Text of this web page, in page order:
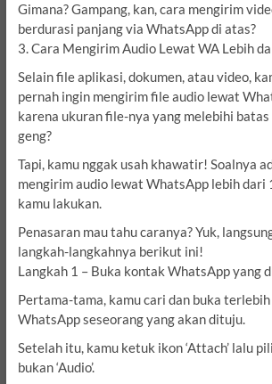
Gimana? Gampang, kan, cara mengirim
berdurasi panjang via WhatsApp di atas?
3. Cara Mengirim Audio Lewat WA Lebih
Selain file aplikasi, dokumen, atau video,
pernah ingin mengirim file audio lewat
karena ukuran file-nya yang melebihi batas
geng?
Tapi, kamu nggak usah khawatir! Soalnya
mengirim audio lewat WhatsApp lebih dari
kamu lakukan.
Penasaran mau tahu caranya? Yuk,
langkah-langkahnya berikut ini!
Langkah 1 – Buka kontak WhatsApp yang
Pertama-tama, kamu cari dan buka
WhatsApp seseorang yang akan dituju.
Setelah itu, kamu ketuk ikon ‘Attach’ lalu
bukan ‘Audio’.